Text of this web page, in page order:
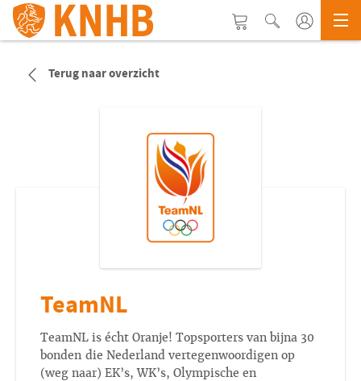
Terug naar overzicht
TeamNL
TeamNL is écht Oranje! Topsporters van bijna 30
bonden die Nederland vertegenwoordigen op
(weg naar) EK’s, WK’s, Olympische en